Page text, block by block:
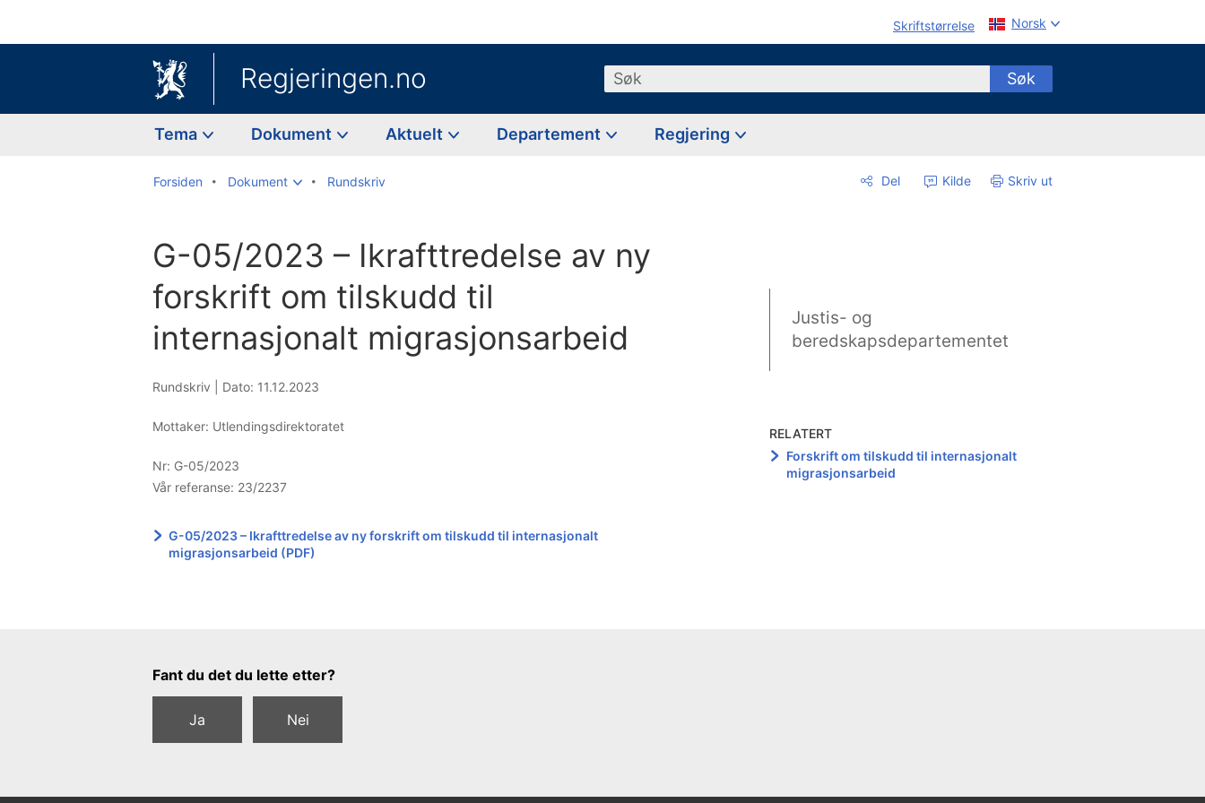
Skriftstørrelse Norsk
Regjeringen.no Søk Søk
Tema Dokument Aktuelt Departement Regjering
Forsiden Dokument Rundskriv Del Kilde Skriv ut
G-05/2023 – Ikrafttredelse av ny
forskrift om tilskudd til
internasjonalt migrasjonsarbeid
Rundskriv | Dato: 11.12.2023
Mottaker: Utlendingsdirektoratet
Nr: G-05/2023
Vår referanse: 23/2237
G-05/2023 – Ikrafttredelse av ny forskrift om tilskudd til internasjonalt
migrasjonsarbeid (PDF)
Justis- og
beredskapsdepartementet
RELATERT
Forskrift om tilskudd til internasjonalt
migrasjonsarbeid
Tilbakemeldingsskjema
Fant du det du lette etter?
Ja Nei